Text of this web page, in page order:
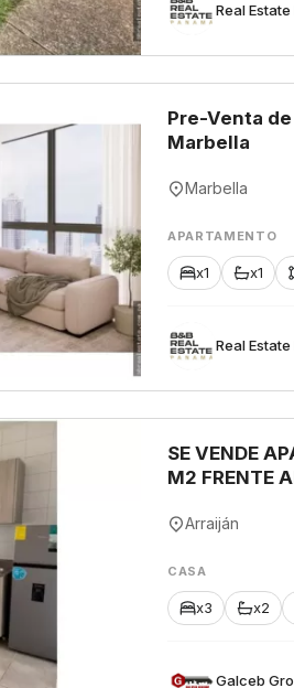
Rеаl Еstаtе
Pre-Venta
Marbella
Marbella
APARTAMENTO
x1 x1
Rеаl Еstаtе
SE VENDE
M2 FRENTE
Arraiján
CASA
x3 x2
Galceb